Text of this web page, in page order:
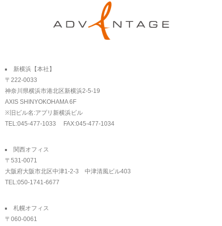
新横浜【本社】
〒222-0033
神奈川県横浜市港北区新横浜2-5-19
AXIS SHINYOKOHAMA 6F
※旧ビル名:アプリ新横浜ビル
TEL:045-477-1033 FAX:045-477-1034
関西オフィス
〒531-0071
大阪府大阪市北区中津1-2-3 中津清風ビル403
TEL:050-1741-6677
札幌オフィス
〒060-0061